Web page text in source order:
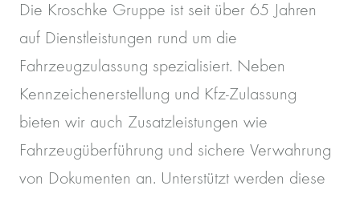
Die Kroschke Gruppe ist seit über 65 Jahren
auf Dienstleistungen rund um die
Fahrzeugzulassung spezialisiert. Neben
Kennzeichenerstellung und Kfz-Zulassung
bieten wir auch Zusatzleistungen wie
Fahrzeugüberführung und sichere Verwahrung
von Dokumenten an. Unterstützt werden diese